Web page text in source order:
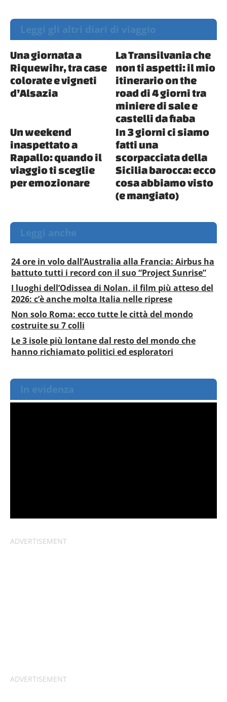
Leggi gli altri diari di viaggio
Una giornata a
Riquewihr, tra case
colorate e vigneti
d’Alsazia
La Transilvania che
non ti aspetti: il mio
itinerario on the
road di 4 giorni tra
miniere di sale e
castelli da fiaba
Un weekend
inaspettato a
Rapallo: quando il
viaggio ti sceglie
per emozionare
In 3 giorni ci siamo
fatti una
scorpacciata della
Sicilia barocca: ecco
cosa abbiamo visto
(e mangiato)
Leggi anche
24 ore in volo dall’Australia alla Francia: Airbus ha
battuto tutti i record con il suo “Project Sunrise”
I luoghi dell’Odissea di Nolan, il film più atteso del
2026: c’è anche molta Italia nelle riprese
Non solo Roma: ecco tutte le città del mondo
costruite su 7 colli
Le 3 isole più lontane dal resto del mondo che
hanno richiamato politici ed esploratori
In evidenza